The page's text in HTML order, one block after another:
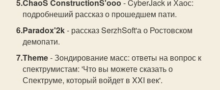
ChaoS ConstructionS'ooo - CyberJack и Хаос:
подробнеший рассказ о прошедшем пати.
Paradox'2k- рассказ SerzhSoft'а о Ростовском
демопати.
Theme- Зондирование масс: ответы на вопрос к
спектрумистам: 'Что вы можете сказать о
Спектруме, который войдет в XXI век'.